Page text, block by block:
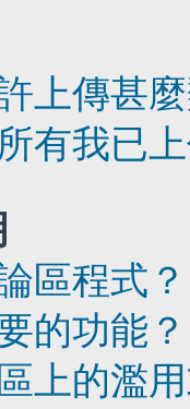
上傳甚
有我已
區程式？
的功能？
上的濫